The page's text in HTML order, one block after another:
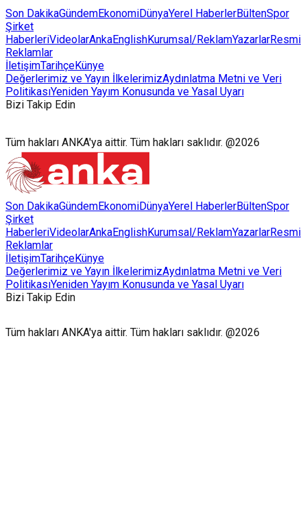
Son DakikaGündemEkonomiDünyaYerel HaberlerBültenSpor
Şirket
HaberleriVideolarAnkaEnglishKurumsal/ReklamYazarlarResmi
Reklamlar
İletişimTarihçeKünye
Değerlerimiz ve Yayın İlkelerimizAydınlatma Metni ve Veri
PolitikasıYeniden Yayım Konusunda ve Yasal Uyarı
Bizi Takip Edin
Tüm hakları ANKA'ya aittir. Tüm hakları saklıdır. @2026
Son DakikaGündemEkonomiDünyaYerel HaberlerBültenSpor
Şirket
HaberleriVideolarAnkaEnglishKurumsal/ReklamYazarlarResmi
Reklamlar
İletişimTarihçeKünye
Değerlerimiz ve Yayın İlkelerimizAydınlatma Metni ve Veri
PolitikasıYeniden Yayım Konusunda ve Yasal Uyarı
Bizi Takip Edin
Tüm hakları ANKA'ya aittir. Tüm hakları saklıdır. @2026